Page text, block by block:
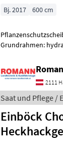
Bj. 2017 600 cm
Grundrahmen:
2111
Saat und Pflege /
Einböck